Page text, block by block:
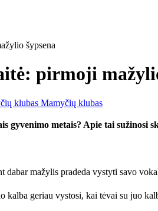
pirmoji
Mamyčių klubas
gyvenimo metais? Apie tai sužinosi
dabar mažylis pradeda vystyti savo
geriau vystosi, kai tėvai su juo